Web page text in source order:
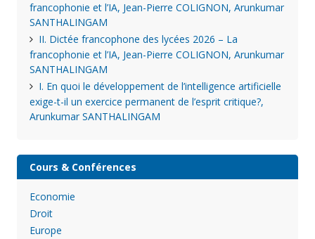
francophonie et l’IA, Jean-Pierre COLIGNON, Arunkumar
SANTHALINGAM
II. Dictée francophone des lycées 2026 – La
francophonie et l’IA, Jean-Pierre COLIGNON, Arunkumar
SANTHALINGAM
I. En quoi le développement de l’intelligence artificielle
exige-t-il un exercice permanent de l’esprit critique?,
Arunkumar SANTHALINGAM
Cours & Conférences
Economie
Droit
Europe